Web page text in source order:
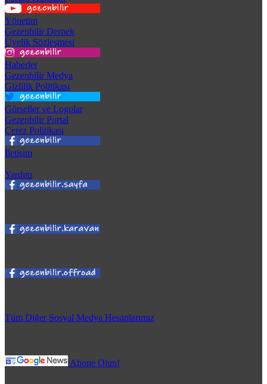
Yönetim
Gezenbilir Dernek
Üyelik Sözleşmesi
Haberler
Gezenbilir Medya
Gizlilik Politikası
Görseller ve Logolar
Gezenbilir Portal
Çerez Politikası
İletişim
Yardım
Tüm Diğer Sosyal Medya Hesaplarımız
Abone Olun!